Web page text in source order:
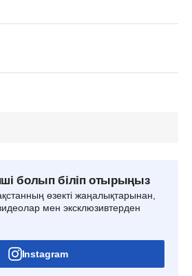
болып біліп отырыңыз
өзекті жаңалықтарынан,
мен эксклюзивтерден
Instagram